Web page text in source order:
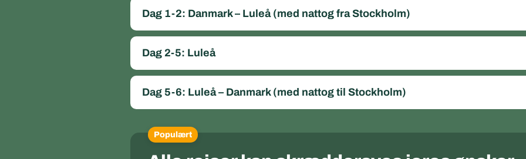
Dag 1-2: Danmark – Luleå (med nattog fra Stockholm)
Dag 2-5: Luleå
Dag 5-6: Luleå – Danmark (med nattog til Stockholm)
Populært